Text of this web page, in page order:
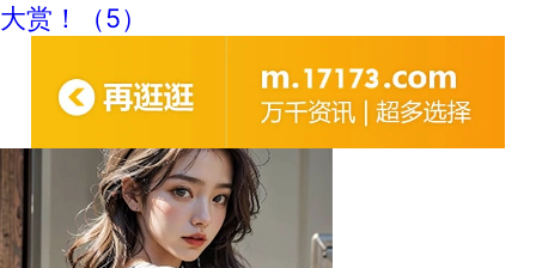
大赏！（5）